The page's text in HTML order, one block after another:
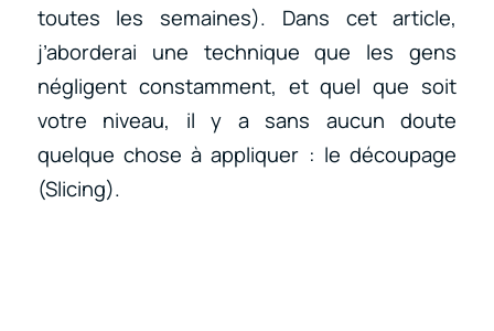
toutes les semaines). Dans cet article,
j’aborderai une technique que les gens
négligent constamment, et quel que soit
votre niveau, il y a sans aucun doute
quelque chose à appliquer : le découpage
(Slicing).